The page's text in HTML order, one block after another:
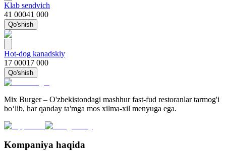
Klab sendvich
41 00041 000
Qo'shish
Hot-dog kanadskiy
17 00017 000
Qo'shish
Mix Burger – O'zbekistondagi mashhur fast-fud restoranlar tarmog'i
bo‘lib, har qanday ta'mga mos xilma-xil menyuga ega.
Kompaniya haqida